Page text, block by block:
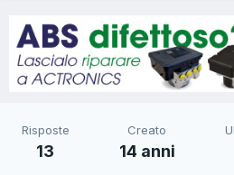
Risposte
13
Creato
14 anni